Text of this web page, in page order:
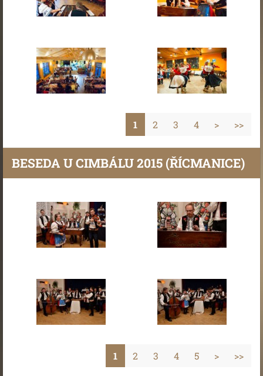
1 2 3 4 > >>
BESEDA U CIMBÁLU 2015 (ŘÍCMANICE)
1 2 3 4 5 > >>